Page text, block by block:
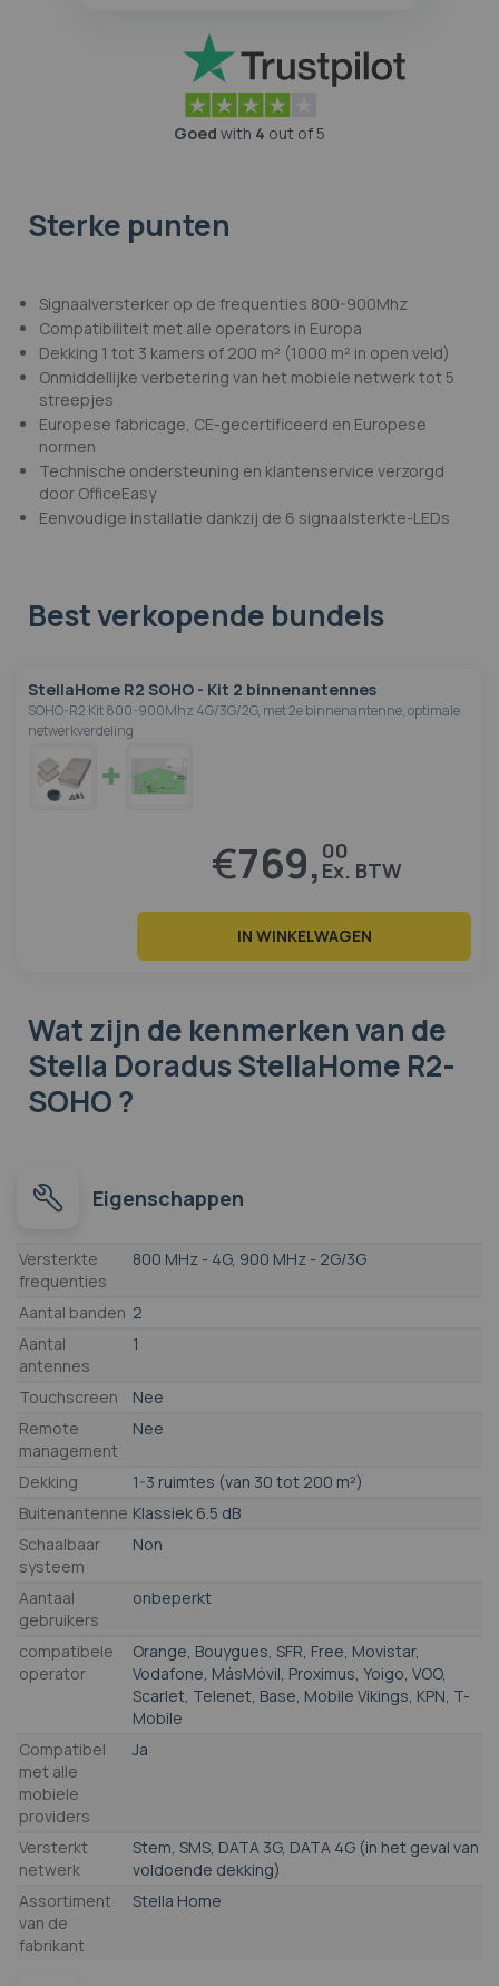
Goed with 4 out of 5
Sterke punten
Signaalversterker op de frequenties 800-900Mhz
Compatibiliteit met alle operators in Europa
Dekking 1 tot 3 kamers of 200 m² (1000 m² in open veld)
Onmiddellijke verbetering van het mobiele netwerk tot 5
streepjes
Europese fabricage, CE-gecertificeerd en Europese
normen
Technische ondersteuning en klantenservice verzorgd
door OfficeEasy
Eenvoudige installatie dankzij de 6 signaalsterkte-LEDs
Best verkopende bundels
StellaHome R2 SOHO - Kit 2 binnenantennes
SOHO-R2 Kit 800-900Mhz 4G/3G/2G, met 2e binnenantenne, optimale
netwerkverdeling
€769, 00
IN WINKELWAGEN
Wat zijn de kenmerkenvan de
Stella Doradus StellaHome R2-
SOHO ?
Eigenschappen
Eigenschappen
Versterkte
frequenties
800 MHz - 4G, 900 MHz - 2G/3G
Aantal banden 2
Aantal
antennes
1
Touchscreen
Nee
Remote
management
Nee
Dekking
1-3 ruimtes (van 30 tot 200 m²)
Buitenantenne Klassiek 6.5 dB
Schaalbaar
systeem
Non
Aantaal
gebruikers
onbeperkt
compatibele
operator
Orange, Bouygues, SFR, Free, Movistar,
Vodafone, MásMóvil, Proximus, Yoigo, VOO,
Scarlet, Telenet, Base, Mobile Vikings, KPN, T-
Mobile
Compatibel
met alle
mobiele
providers
Ja
Versterkt
netwerk
Stem, SMS, DATA 3G, DATA 4G (in het geval van
voldoende dekking)
Assortiment
van de
fabrikant
Stella Home